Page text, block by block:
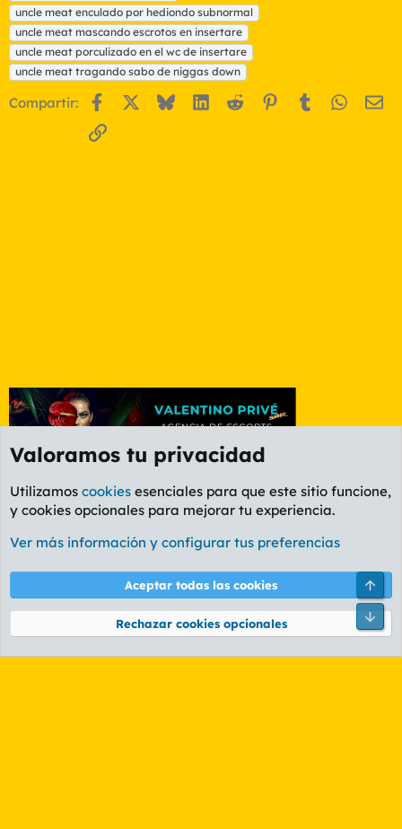
uncle meat enculado por hediondo subnormal
uncle meat mascando escrotos en insertare
uncle meat porculizado en el wc de insertare
uncle meat tragando sabo de niggas down
Compartir: Facebook BlueskyLinkedIn
Reddit Pinterest
Tumblr
Enlace
Foro General
Cookies
PL OLDSTYLE AMARILLO
Términos y reglas Política de privacidad Ayuda
Community platform by XenForo® © 2010-2026 XenForo Ltd.
Valoramos tu privacidad
Utilizamos cookies esenciales para que este sitio funcione,
y cookies opcionales para mejorar tu experiencia.
Ver más información y configurar tus preferencias
Aceptar todas las cookies
Rechazar cookies opcionales
Pie